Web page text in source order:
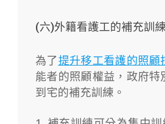
(六)外籍看護工的補充訓練
為了提升移工看護的照顧
能者的照顧權益，政府特
到宅的補充訓練。